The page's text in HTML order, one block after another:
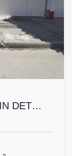
DET…